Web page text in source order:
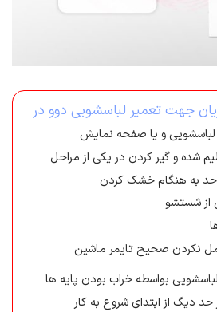
جهت تعمیر لباسشویی دوو در
نکردن صحیح تایمر ماشین